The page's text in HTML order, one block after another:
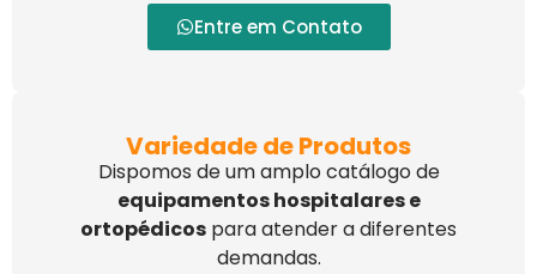
Entre em Contato
Variedade de Produtos
Dispomos de um amplo catálogo de
equipamentos hospitalares e
ortopédicos para atender a diferentes
demandas.